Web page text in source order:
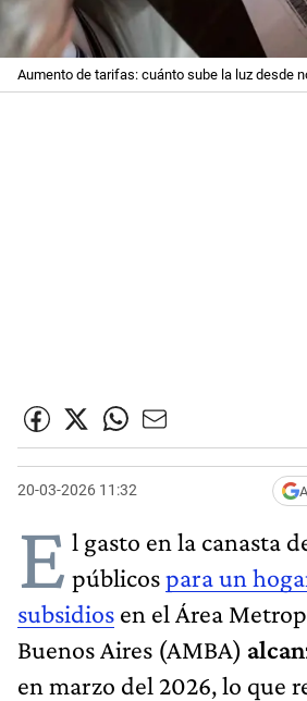
Aumento de tarifas: cuánto sube la luz desde
20-03-2026 11:32
E l gasto en la canasta
públicospara un
subsidios en el Área
Buenos Aires (AMBA)
en marzo del 2026, lo que